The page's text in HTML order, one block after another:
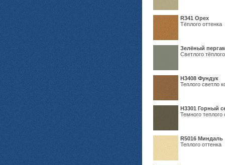
R341 Орех
Тёплого оттенка
Зелёный
Светлого
Н3408 Фундук
Теплого светло
Н3301 Горный
Темного теплого
R5016 Миндаль
Теплого оттенка